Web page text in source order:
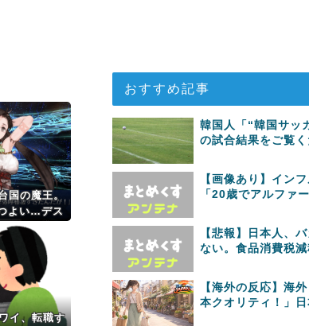
国の魔王。
よい…デス
なら最適ク
ター
イ、転職す
おすすめ記事
韓国人「“韓国サッ
の試合結果をご覧
【画像あり】イン
「20歳でアルファ
【悲報】日本人、
ない。食品消費税
【海外の反応】海
本クオリティ！」